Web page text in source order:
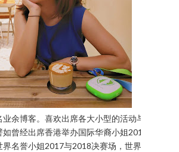
余博客。喜欢出席各大小型的活动与
曾经出席香港举办国际华裔小姐2017
界名誉小姐2017与2018决赛场，世界中